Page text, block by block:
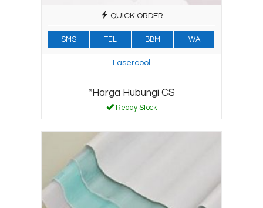
QUICK ORDER
SMS TEL BBM WA
Lasercool
*Harga Hubungi CS
Ready Stock